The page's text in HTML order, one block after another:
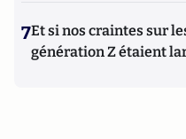
7Et si nos craintes sur
génération Z étaient